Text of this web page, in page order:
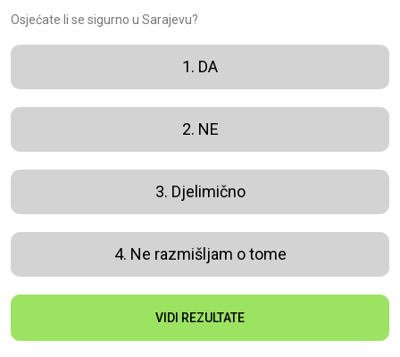
Osjećate li se sigurno u Sarajevu?
1. DA
2. NE
3. Djelimično
4. Ne razmišljam o tome
VIDI REZULTATE